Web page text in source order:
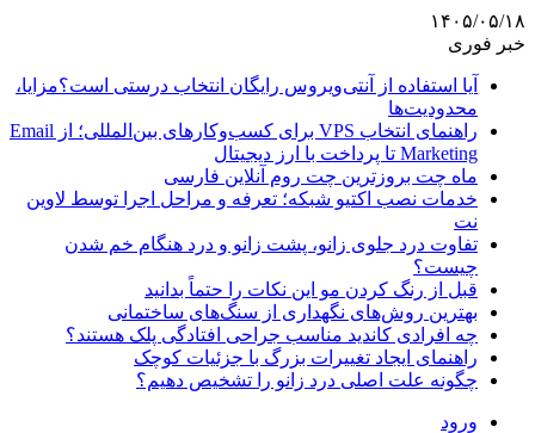
۱۴۰۵/۰۵/۱۸
خبر فوری
آیا استفاده از آنتی‌ویروس رایگان انتخاب درستی است؟مزایا،
محدودیت‌ها
راهنمای انتخاب VPS برای کسب‌وکارهای بین‌المللی؛ از Email
Marketing تا پرداخت با ارز دیجیتال
ماه چت بروزترین چت روم آنلاین فارسی
خدمات نصب اکتیو شبکه؛ تعرفه و مراحل اجرا توسط لاوین
نت
تفاوت درد جلوی زانو، پشت زانو و درد هنگام خم شدن
چیست؟
قبل از رنگ کردن مو این نکات را حتماً بدانید
بهترین روش‌های نگهداری از سنگ‌های ساختمانی
چه افرادی کاندید مناسب جراحی افتادگی پلک هستند؟
راهنمای ایجاد تغییرات بزرگ با جزئیات کوچک
چگونه علت اصلی درد زانو را تشخیص دهیم؟
ورود